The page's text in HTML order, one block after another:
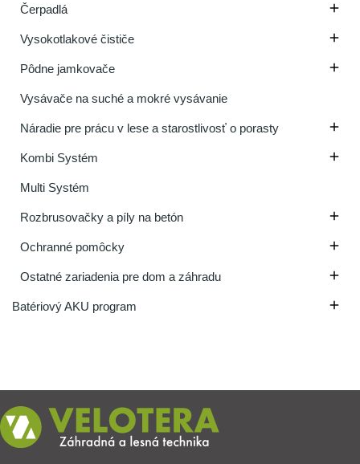
Čerpadlá 
Vysokotlakové čističe 
Pôdne jamkovače 
Vysávače na suché a mokré vysávanie
Náradie pre prácu v lese a starostlivosť o porasty 
Kombi Systém 
Multi Systém
Rozbrusovačky a píly na betón 
Ochranné pomôcky 
Ostatné zariadenia pre dom a záhradu 
Batériový AKU program 